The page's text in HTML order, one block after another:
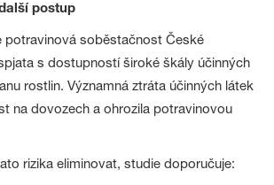
postup
potravinová soběstačnost České
s dostupností široké škály účinných
rostlin. Významná ztráta účinných látek
na dovozech a ohrozila potravinovou
rizika eliminovat, studie doporučuje: